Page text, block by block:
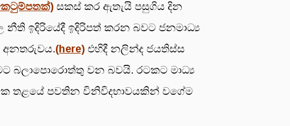
සකස් කර ඇතැයි පසුගිය දින
නීති ඉදිරියේදී ඉදිරිපත් කරන බවට ජනමාධ්‍ය
අනතරුවය.(here) එහිදී නලින්ද ජයතිස්ස
බලාපොරොත්තු වන බවයි. රටකට මාධ්‍ය
තළයේ පවතින විනිවිදභාවයකින් වගේම